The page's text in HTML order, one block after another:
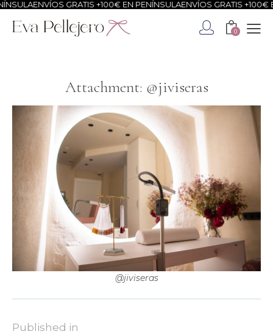
ENVÍOS GRATIS +100€ EN PENÍNSULAENVÍOS GRATIS +100€
0
Attachment: @jiviseras
@jiviseras
Published in